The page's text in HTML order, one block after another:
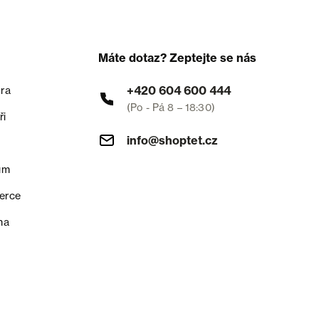
Máte dotaz? Zeptejte se nás
+420 604 600 444
(Po - Pá 8 – 18:30)
info@shoptet.cz